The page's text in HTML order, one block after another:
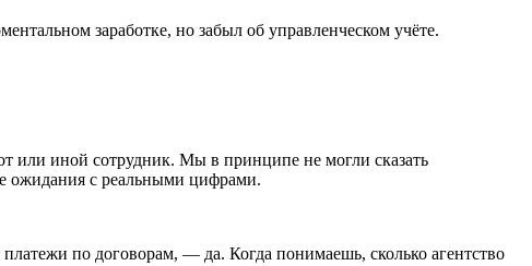
заработке, но забыл об управленческом учёте.
или иной сотрудник. Мы в принципе не могли сказать
ожидания с реальными цифрами.
по договорам, — да. Когда понимаешь, сколько агентство